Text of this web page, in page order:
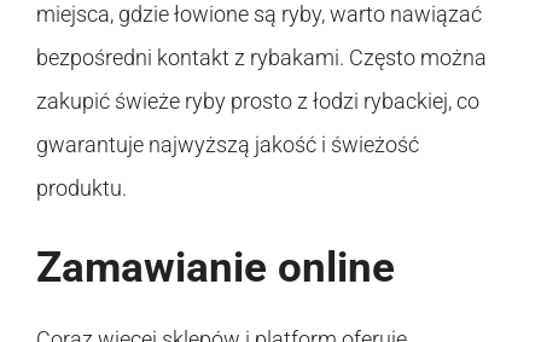
miejsca, gdzie łowione są ryby, warto nawiązać
bezpośredni kontakt z rybakami. Często można
zakupić świeże ryby prosto z łodzi rybackiej, co
gwarantuje najwyższą jakość i świeżość
produktu.
Zamawianie online